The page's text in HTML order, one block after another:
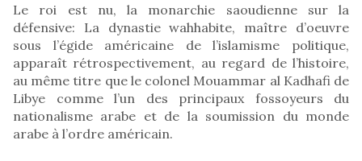
Le roi est nu, la monarchie saoudienne sur la
défensive: La dynastie wahhabite, maître d’oeuvre
sous l’égide américaine de l’islamisme politique,
apparaît rétrospectivement, au regard de l’histoire,
au même titre que le colonel Mouammar al Kadhafi de
Libye comme l’un des principaux fossoyeurs du
nationalisme arabe et de la soumission du monde
arabe à l’ordre américain.